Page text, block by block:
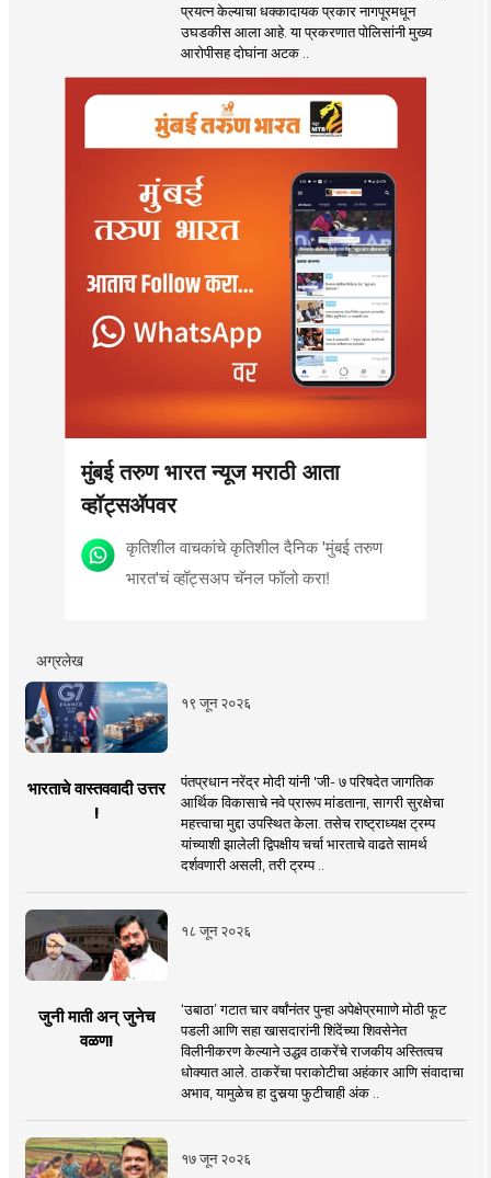
प्रयत्न केल्याचा धक्कादायक प्रकार नागपूरमधून
उघडकीस आला आहे. या प्रकरणात पोलिसांनी मुख्य
आरोपीसह दोघांना अटक ..
मुंबई तरुण भारत न्यूज मराठी आता
व्हॉट्सॲपवर
कृतिशील वाचकांचे कृतिशील दैनिक 'मुंबई तरुण
भारत'चं व्हॉट्सअप चॅनल फॉलो करा!
अग्रलेख
१९ जून २०२६
भारताचे वास्तववादी उत्तर
!
पंतप्रधान नरेंद्र मोदी यांनी 'जी- ७ परिषदेत जागतिक
आर्थिक विकासाचे नवे प्रारूप मांडताना, सागरी सुरक्षेचा
महत्त्वाचा मुद्दा उपस्थित केला. तसेच राष्ट्राध्यक्ष ट्रम्प
यांच्याशी झालेली द्विपक्षीय चर्चा भारताचे वाढते सामर्थ
दर्शवणारी असली, तरी ट्रम्प ..
१८ जून २०२६
जुनी माती अन् जुनेच
वळण!
‘उबाठा’ गटात चार वर्षांनंतर पुन्हा अपेक्षेप्रमााणे मोठी फूट
पडली आणि सहा खासदारांनी शिंदेंच्या शिवसेनेत
विलीनीकरण केल्याने उद्धव ठाकरेंचे राजकीय अस्तित्वच
धोक्यात आले. ठाकरेंचा पराकोटीचा अहंकार आणि संवादाचा
अभाव, यामुळेच हा दुसर्‍या फुटीचाही अंक ..
१७ जून २०२६